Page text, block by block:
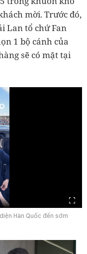
mời. Trước đó,
Lan tổ chứ Fan
1 bộ cánh của
sẽ có mặt tại
Hàn Quốc đến sớm